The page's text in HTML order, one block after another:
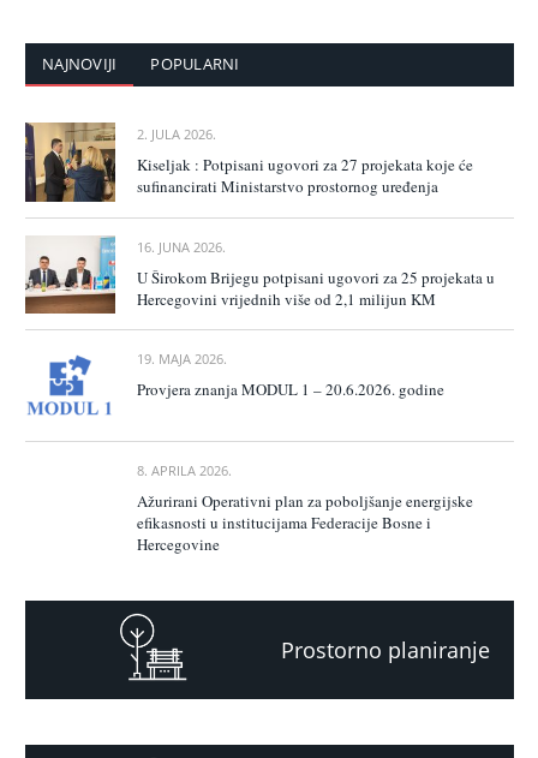
NAJNOVIJI POPULARNI
2. JULA 2026.
Kiseljak : Potpisani ugovori za 27 projekata koje će
sufinancirati Ministarstvo prostornog uređenja
16. JUNA 2026.
U Širokom Brijegu potpisani ugovori za 25 projekata u
Hercegovini vrijednih više od 2,1 milijun KM
19. MAJA 2026.
Provjera znanja MODUL 1 – 20.6.2026. godine
8. APRILA 2026.
Ažurirani Operativni plan za poboljšanje energijske
efikasnosti u institucijama Federacije Bosne i
Hercegovine
Prostorno planiranje